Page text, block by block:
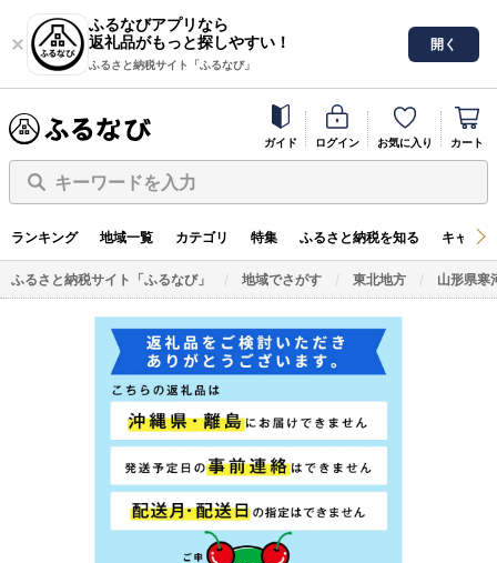
ふるなびアプリなら
返礼品がもっと探しやすい！
ふるさと納税サイト「ふるなび」
開く
ガイド ログイン お気に入り カート
キーワードを入力
ランキング 地域一覧 カテゴリ 特集 ふるさと納税を知る キャン
ふるさと納税サイト「ふるなび」 地域でさがす 東北地方 山形県寒